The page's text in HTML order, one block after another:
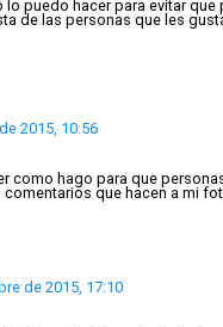
lo puedo hacer para evitar que
de las personas que les
2015, 10:56
como hago para que
que hacen a mi
de 2015, 17:10